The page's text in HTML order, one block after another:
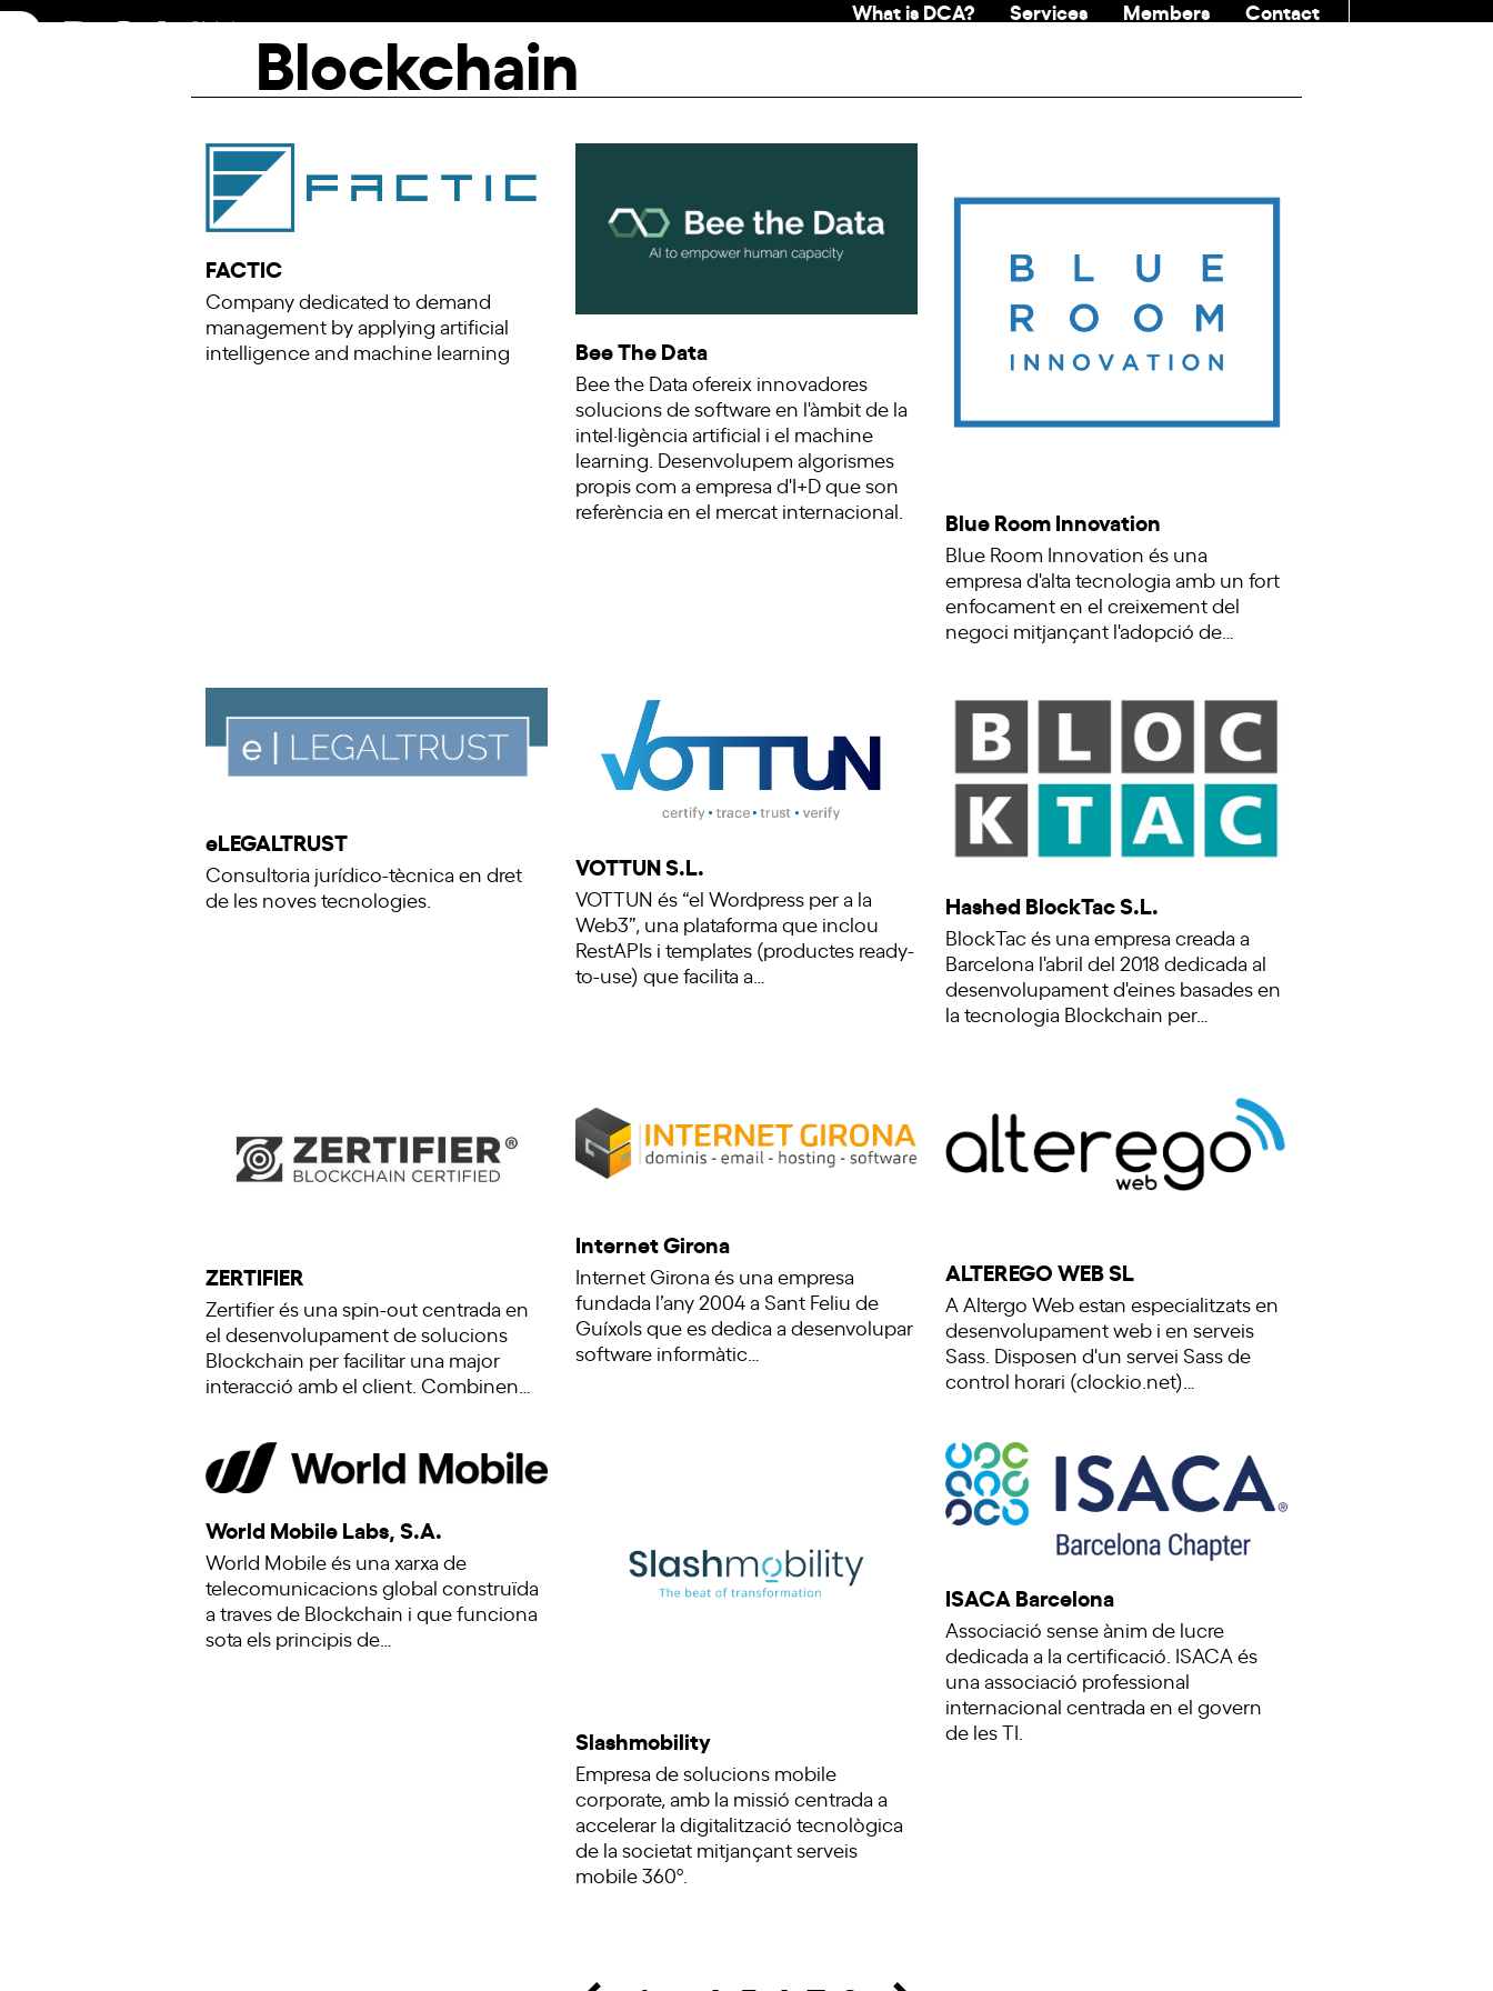
Skip
What is DCA? Services Members
Contact
Blockchain
FACTIC
Company dedicated to demand
management by applying artificial
intelligence and machine learning
Bee The Data
Bee the Data ofereix innovadores
solucions de software en l'àmbit de la
intel·ligència artificial i el machine
learning. Desenvolupem algorismes
propis com a empresa d'I+D que son
referència en el mercat internacional.
Blue Room Innovation
Blue Room Innovation és una
empresa d'alta tecnologia amb un fort
enfocament en el creixement del
negoci mitjançant l'adopció de…
eLEGALTRUST
Consultoria jurídico-tècnica en dret
de les noves tecnologies.
VOTTUN S.L.
VOTTUN és “el Wordpress per a la
Web3”, una plataforma que inclou
RestAPIs i templates (productes ready-
to-use) que facilita a…
Hashed BlockTac S.L.
BlockTac és una empresa creada a
Barcelona l'abril del 2018 dedicada al
desenvolupament d'eines basades en
la tecnologia Blockchain per…
ZERTIFIER
Zertifier és una spin-out centrada en
el desenvolupament de solucions
Blockchain per facilitar una major
interacció amb el client. Combinen…
Internet Girona
Internet Girona és una empresa
fundada l’any 2004 a Sant Feliu de
Guíxols que es dedica a desenvolupar
software informàtic…
ALTEREGO WEB SL
A Altergo Web estan especialitzats en
desenvolupament web i en serveis
Sass. Disposen d'un servei Sass de
control horari (clockio.net)…
World Mobile Labs, S.A.
World Mobile és una xarxa de
telecomunicacions global construïda
a traves de Blockchain i que funciona
sota els principis de…
Slashmobility
Empresa de solucions mobile
corporate, amb la missió centrada a
accelerar la digitalització tecnològica
de la societat mitjançant serveis
mobile 360º.
ISACA Barcelona
Associació sense ànim de lucre
dedicada a la certificació. ISACA és
una associació professional
internacional centrada en el govern
de les TI.